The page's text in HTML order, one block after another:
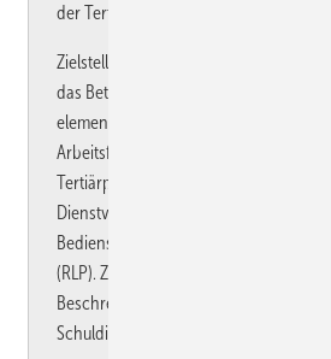
der Tertiärprävention
Zielstellung: Gesetzlich verankert durch
das Betriebliche
elementaren Baustein zur
Arbeitsfähigkeit von Arbeitnehmern im
Tertiärprävention dar. Seit Mai 2014
Dienstvereinbarung zur Regulation des
Bediensteten an staatlichen Schulen in
(RLP). Ziel der Untersuchung ist eine
Beschreibung der BEM-Fälle und
Schuldienst in RLP.